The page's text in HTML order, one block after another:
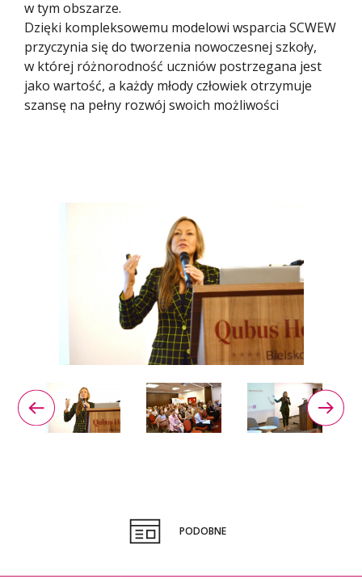
w tym obszarze.
Dzięki kompleksowemu modelowi wsparcia SCWEW
przyczynia się do tworzenia nowoczesnej szkoły,
w której różnorodność uczniów postrzegana jest
jako wartość, a każdy młody człowiek otrzymuje
szansę na pełny rozwój swoich możliwości
PODOBNE